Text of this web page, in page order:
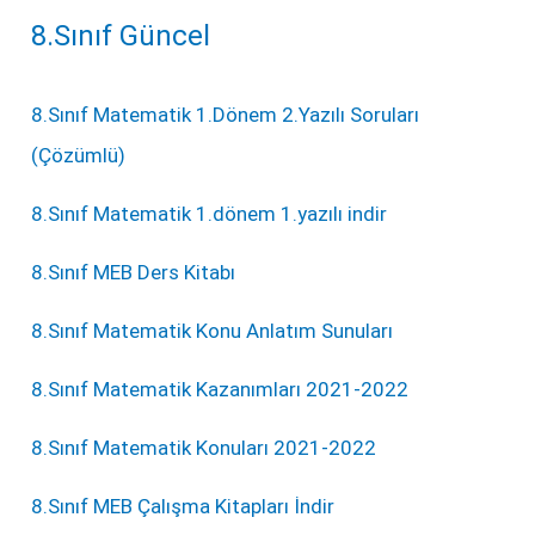
8.Sınıf Güncel
8.Sınıf Matematik 1.Dönem 2.Yazılı Soruları
(Çözümlü)
8.Sınıf Matematik 1.dönem 1.yazılı indir
8.Sınıf MEB Ders Kitabı
8.Sınıf Matematik Konu Anlatım Sunuları
8.Sınıf Matematik Kazanımları 2021-2022
8.Sınıf Matematik Konuları 2021-2022
8.Sınıf MEB Çalışma Kitapları İndir